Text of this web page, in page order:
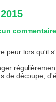
commentaire
peur lors qu'il
de découpe,